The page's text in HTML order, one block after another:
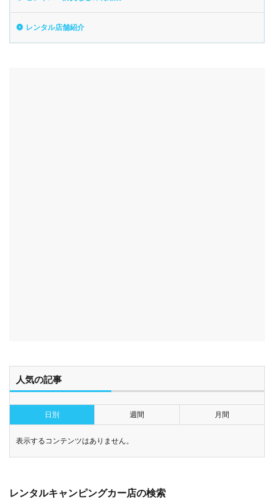
レンタル店舗紹介
人気の記事
日別 週間 月間
表示するコンテンツはありません。
レンタルキャンピングカー店の検索